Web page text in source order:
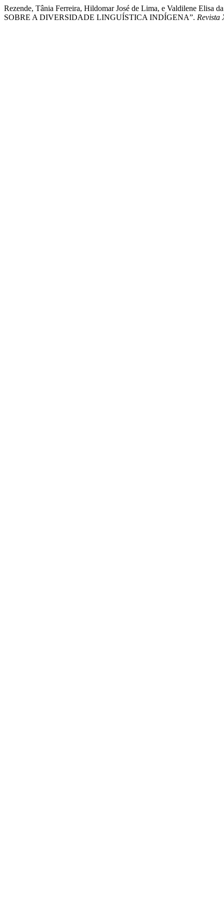
Rezende, Tânia Ferreira, Hildomar José de Lima, e Valdilene
SOBRE A DIVERSIDADE LINGUÍSTICA INDÍGENA”. Revista